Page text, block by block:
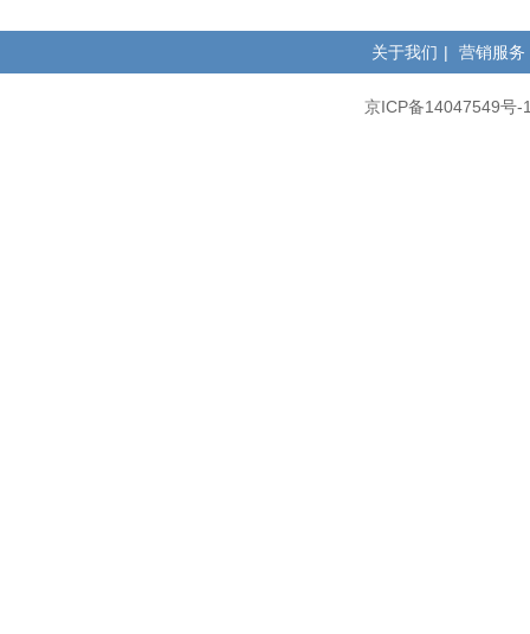
关于我们 | 营销服务
京ICP备14047549号-